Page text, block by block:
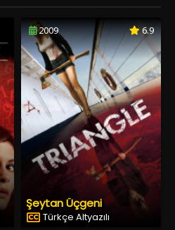
2009 6.9
Şeytan Üçgeni
Türkçe Altyazılı